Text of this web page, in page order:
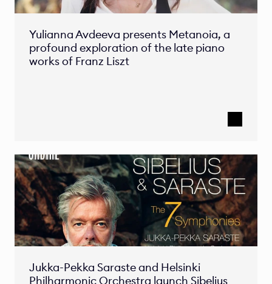
Yulianna Avdeeva presents Metanoia, a
profound exploration of the late piano
works of Franz Liszt
Jukka-Pekka Saraste and Helsinki
Philharmonic Orchestra launch Sibelius